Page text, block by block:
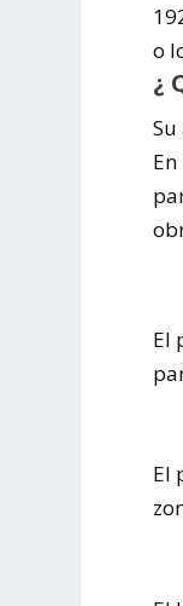
o
¿
El
El